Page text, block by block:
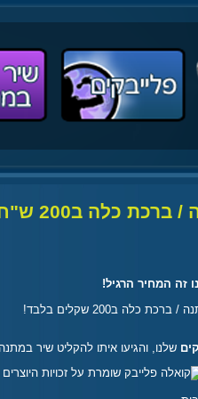
ב200 ש"ח בלבד!
זה המחיר הרגיל!
ב200 שקלים בלבד!
שלנו, והגיעו איתו להקליט שיר